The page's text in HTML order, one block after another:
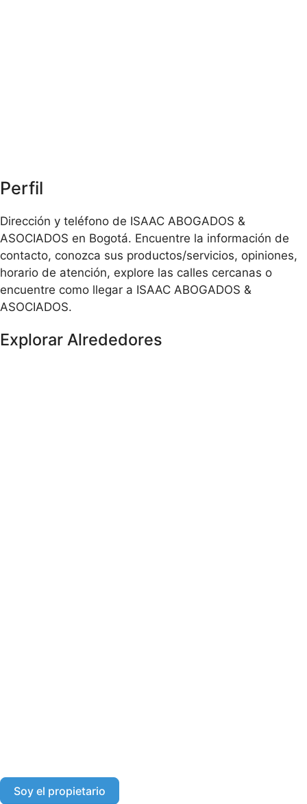
Perfil
Dirección y teléfono de ISAAC ABOGADOS &
ASOCIADOS en Bogotá. Encuentre la información de
contacto, conozca sus productos/servicios, opiniones,
horario de atención, explore las calles cercanas o
encuentre como llegar a ISAAC ABOGADOS &
ASOCIADOS.
Explorar Alrededores
Soy el propietario